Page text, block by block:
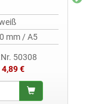
mm / A5
50308
4,89 €